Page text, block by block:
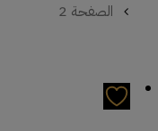
الصفحة 2